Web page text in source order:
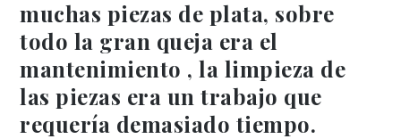
muchas piezas de plata, sobre
todo la gran queja era el
mantenimiento , la limpieza de
las piezas era un trabajo que
requería demasiado tiempo.